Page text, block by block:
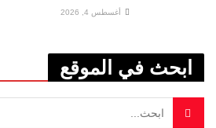
أغسطس 4, 2026
ابحث في الموقع